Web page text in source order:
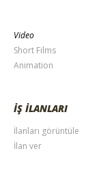
Video
Short Films
Animation
İŞ İLANLARI
İlanları görüntüle
İlan ver